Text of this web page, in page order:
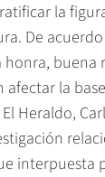
la
De
la
Heraldo,
interpuesta